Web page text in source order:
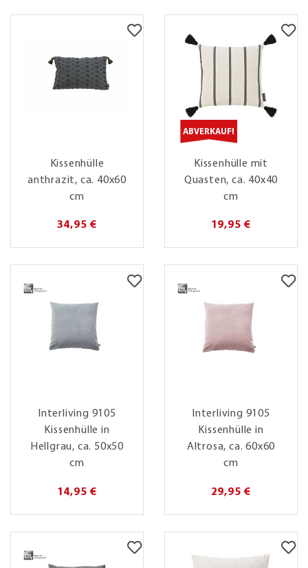
Kissenhülle
anthrazit, ca. 40x60
cm
34,95 €
ABVERKAUF!
Kissenhülle mit
Quasten, ca. 40x40
cm
19,95 €
Interliving 9105
Kissenhülle in
Hellgrau, ca. 50x50
cm
14,95 €
Interliving 9105
Kissenhülle in
Altrosa, ca. 60x60
cm
29,95 €